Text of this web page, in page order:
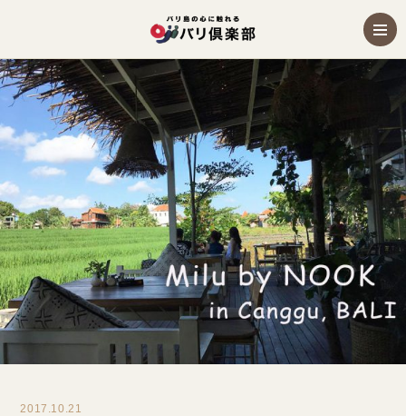
2017.10.21